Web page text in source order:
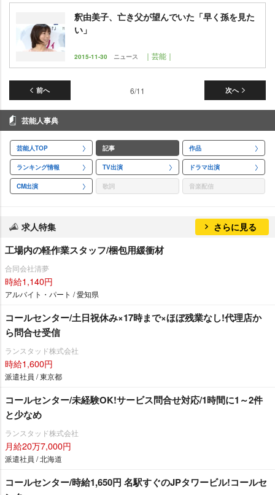
釈由美子、亡き父が望んでいた「早く孫を見た
い」
2015-11-30 ニュース ｜芸能｜
前へ 次へ
6/11
芸能人事典
芸能人TOP 記事 作品
ランキング情報 TV出演 ドラマ出演
CM出演 歌詞 音楽配信
求人特集 さらに見る
工場内の軽作業スタッフ/梱包用緩衝材
合同会社清夢
時給1,140円
アルバイト・パート / 愛知県
コールセンター/土日祝休み×17時まで×ほぼ残業なし!代理店か
ら問合せ受信
ランスタッド株式会社
時給1,600円
派遣社員 / 東京都
コールセンター/未経験OK!サービス問合せ対応/1時間に1～2件
と少なめ
ランスタッド株式会社
月給20万7,000円
派遣社員 / 北海道
コールセンター/時給1,650円 名駅すぐのJPタワービル!コールセ